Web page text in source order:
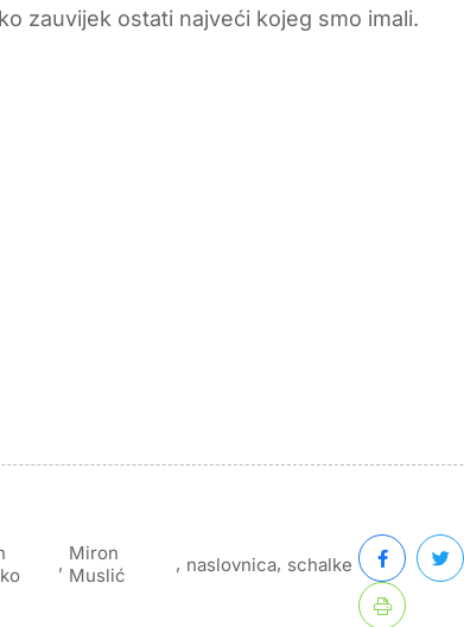
zauvijek ostati najveći kojeg smo imali.
, Miron
Muslić
, naslovnica, schalke